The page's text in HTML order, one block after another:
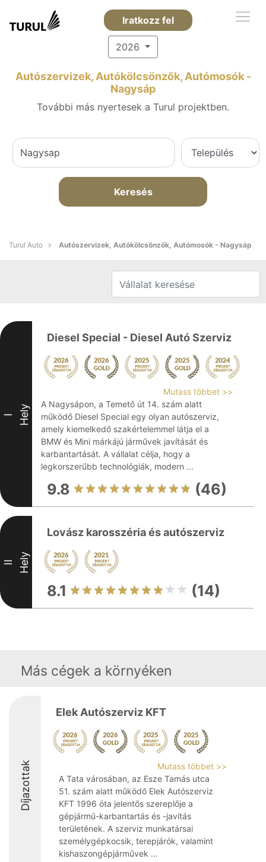
Iratkozz fel
2026
Autószervizek, Autókölcsönzők, Autómosók -
Nagysáp
További más nyertesek a Turul projektben.
Keresés
Turul Auto Autószervizek, Autókölcsönzők, Autómosók - Nagysáp
I Hely
Diesel Special - Diesel Autó Szerviz
Mutass többet >>
A Nagysápon, a Temető út 14. szám alatt
működő Diesel Special egy olyan autószerviz,
amely kiemelkedő szakértelemmel látja el a
BMW és Mini márkájú járművek javítását és
karbantartását. A vállalat célja, hogy a
legkorszerűbb technológiák, modern ...
9.8 (46)
II Hely
Lovász karosszéria és autószerviz
8.1 (14)
Más cégek a környéken
Díjazottak
Elek Autószerviz KFT
Mutass többet >>
A Tata városában, az Esze Tamás utca
51. szám alatt működő Elek Autószerviz
KFT 1996 óta jelentős szereplője a
gépjármű-karbantartás és -javítás
területének. A szerviz munkatársai
személygépkocsik, terepjárók, valamint
kishaszongépjárművek ...